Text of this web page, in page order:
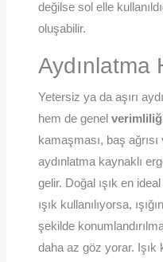
değilse sol elle
oluşabilir.
Aydınlatma
Yetersiz ya da aşırı
hem de genel
kamaşması, baş
aydınlatma kaynaklı
gelir. Doğal ışık en
ışık kullanılıyorsa,
şekilde
daha az göz yorar. Işık